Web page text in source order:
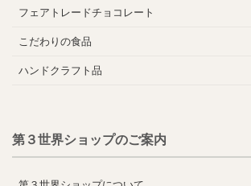
フェアトレードチョコレート
こだわりの食品
ハンドクラフト品
第３世界ショップのご案内